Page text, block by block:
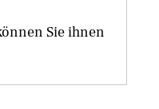
Sie ihnen